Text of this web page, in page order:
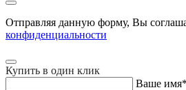
Отправляя данную форму, Вы
конфиденциальности
Купить в один клик
Ваше имя*